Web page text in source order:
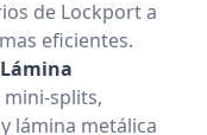
de Lockport a
eficientes.
splits,
lámina metálica